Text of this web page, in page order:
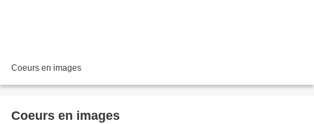
Coeurs en images
Coeurs en images